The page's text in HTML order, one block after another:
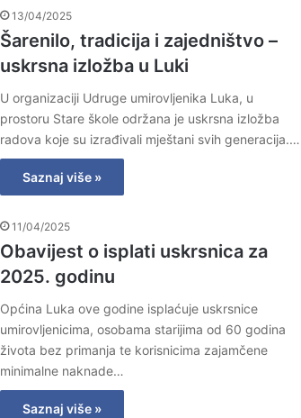
13/04/2025
Šarenilo, tradicija i zajedništvo –
uskrsna izložba u Luki
U organizaciji Udruge umirovljenika Luka, u
prostoru Stare škole održana je uskrsna izložba
radova koje su izrađivali mještani svih generacija.…
Saznaj više »
11/04/2025
Obavijest o isplati uskrsnica za
2025. godinu
Općina Luka ove godine isplaćuje uskrsnice
umirovljenicima, osobama starijima od 60 godina
života bez primanja te korisnicima zajamčene
minimalne naknade…
Saznaj više »